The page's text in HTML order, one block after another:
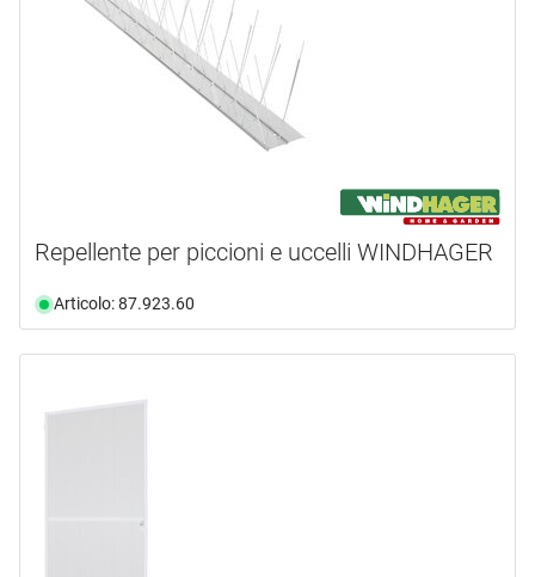
Repellente per piccioni e uccelli WINDHAGER
Articolo: 87.923.60